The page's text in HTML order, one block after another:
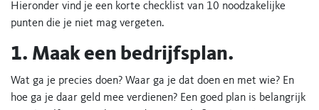
Hieronder vind je een korte checklist van 10 noodzakelijke
punten die je niet mag vergeten.
1. Maak een bedrijfsplan.
Wat ga je precies doen? Waar ga je dat doen en met wie? En
hoe ga je daar geld mee verdienen? Een goed plan is belangrijk